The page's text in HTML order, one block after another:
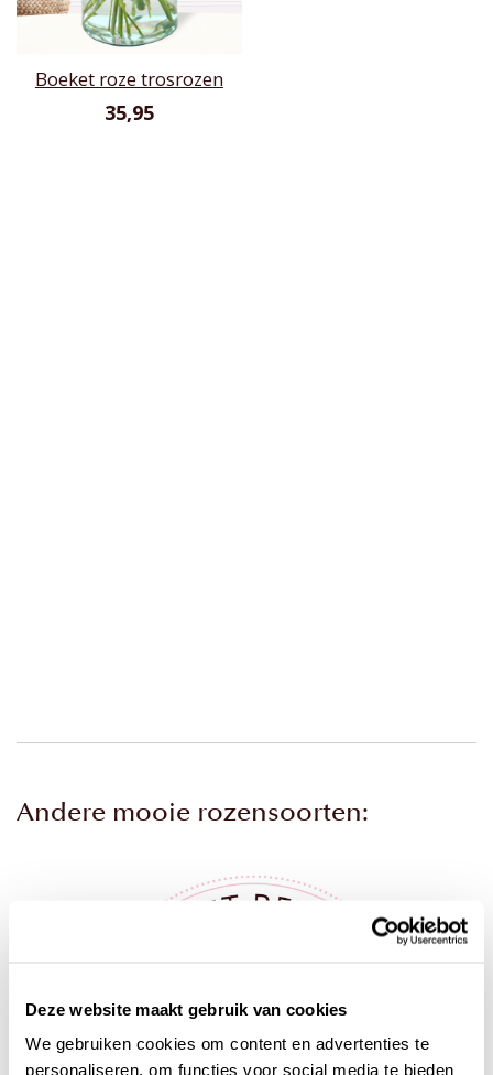
Deze website maakt gebruik van cookies
We gebruiken cookies om content en advertenties te
personaliseren, om functies voor social media te bieden
Boeket roze trosrozen
35,95
Andere mooie rozensoorten: